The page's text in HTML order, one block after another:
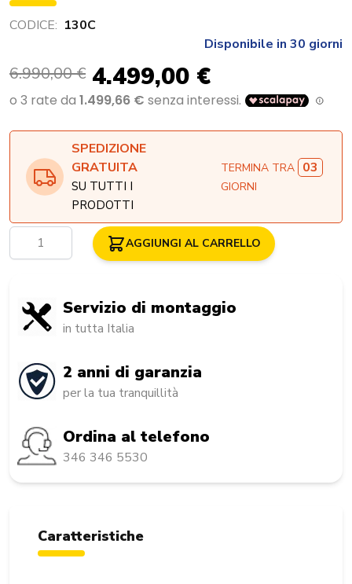
CODICE: 130C
Disponibile in 30 giorni
6.990,00 € 4.499,00 €
SPEDIZIONE
GRATUITA
SU TUTTI I
PRODOTTI
TERMINA TRA 03
GIORNI
Quantità AGGIUNGI AL CARRELLO
Servizio di montaggio
in tutta Italia
2 anni di garanzia
per la tua tranquillità
Ordina al telefono
346 346 5530
Caratteristiche